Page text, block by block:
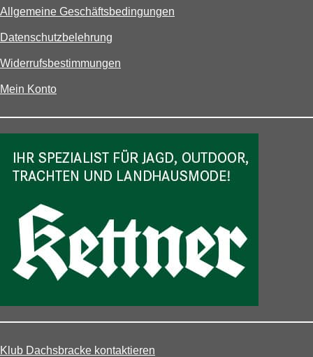
Allgemeine Geschäftsbedingungen
Datenschutzbelehrung
Widerrufsbestimmungen
Mein Konto
Klub Dachsbracke kontaktieren